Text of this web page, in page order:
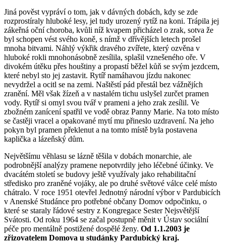
Jiná pověst vypráví o tom, jak v dávných dobách, kdy se zde
rozprostíraly hluboké lesy, jel tudy urozený rytíž na koni. Trápila jej
zákeřná oční choroba, kvůli níž kvapem přicházel o zrak, sotva že
byl schopen vést svého koně, s nímž v dřívějších letech prošel
mnoha bitvami. Náhlý výkřik dravého zvířete, který ozvěna v
hluboké rokli mnohonásobně zesílila, splašil vznešeného oře. V
divokém útěku přes houštiny a propastí běžel kůň se svým jezdcem,
které nebyl sto jej zastavit. Rytíř namáhavou jízdu nakonec
nevydržel a ocitl se na zemi. Naštěstí pád přestál bez vážnějích
zranění. Měl však žízeň a v nastalém tichu uslyšel zurčet pramen
vody. Rytíř si omyl svou tvář v prameni a jeho zrak zesílil. Ve
zbožném zanícení spatřil ve vodě obraz Panny Marie. Na toto místo
se častěji vracel a opakované mytí mu přineslo uzdravení. Na jeho
pokyn byl pramen překlenut a na tomto místě byla postavena
kaplička a lázeňský dům.
Největšímu věhlasu se lázně těšila v dobách monarchie, ale
podrobnější analýzy pramene nepotvrdily jeho léčebné účinky. Ve
dvacátém století se budovy ještě využívaly jako rehabilitační
středisko pro zraněné vojáky, ale po druhé světové válce celé místo
chátralo. V roce 1951 otevřel Jednotný národní výbor v Pardubicích
v Anenské Studánce pro potřebné občany Domov odpočinku, o
které se staraly řádové sestry z Kongregace Sester Nejsvětější
Svátosti. Od roku 1964 se začal postupně měnit v Ústav sociální
péče pro mentálně postižené dospělé ženy. Od 1.1.2003 je
zřizovatelem Domova u studánky Pardubický kraj.